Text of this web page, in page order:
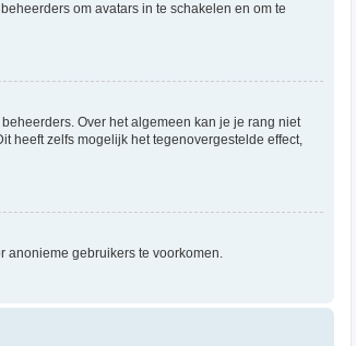
om avatars in te schakelen en om te
Over het algemeen kan je je rang niet
heeft zelfs mogelijk het tegenovergestelde effect,
anonieme gebruikers te voorkomen.